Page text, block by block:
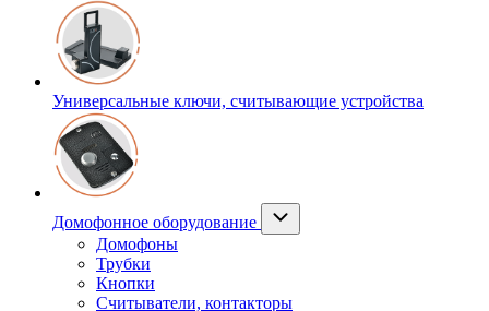
Универсальные ключи, считывающие устройства
Домофонное оборудование
Домофоны
Трубки
Кнопки
Считыватели, контакторы